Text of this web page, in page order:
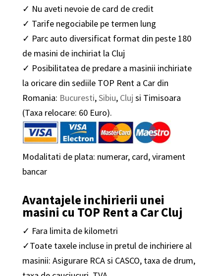
✓ Nu aveti nevoie de card de credit
✓ Tarife negociabile pe termen lung
✓ Parc auto diversificat format din peste 180
de masini de inchiriat la Cluj
✓ Posibilitatea de predare a masinii inchiriate
la oricare din sediile TOP Rent a Car din
Romania: Bucuresti,Sibiu, Cluj si Timisoara
(Taxa relocare: 60 Euro).
Modalitati de plata: numerar, card, virament
bancar
Avantajele inchirierii unei
masini cu TOP Rent a Car Cluj
✓ Fara limita de kilometri
✓Toate taxele incluse in pretul de inchiriere al
masinii: Asigurare RCA si CASCO, taxa de drum,